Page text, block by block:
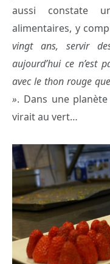
aussi constate
alimentaires, y
vingt ans, servir
aujourd’hui ce n’est
avec le thon rouge
». Dans une
virait au vert…